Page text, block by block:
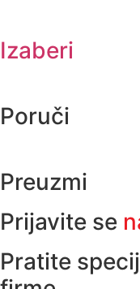
Izaberi
Poruči
Preuzmi
Prijavite se
Pratite